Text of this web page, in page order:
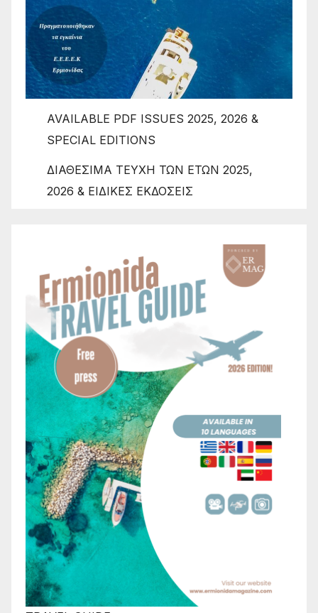
AVAILABLE PDF ISSUES 2025, 2026 &
SPECIAL EDITIONS
ΔΙΑΘΕΣΙΜΑ ΤΕΥΧΗ ΤΩΝ ΕΤΩΝ 2025,
2026 & ΕΙΔΙΚΕΣ ΕΚΔΟΣΕΙΣ